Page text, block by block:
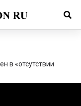
в «отсутствии